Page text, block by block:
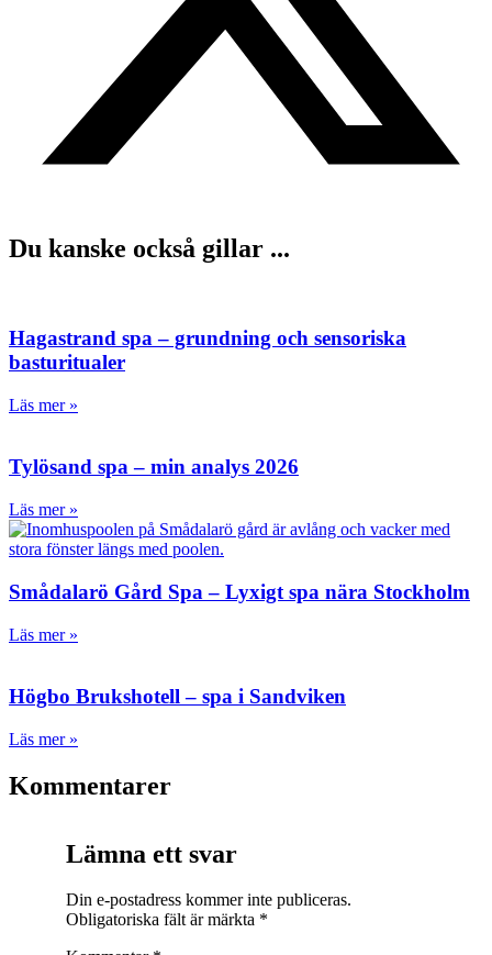
Du kanske också gillar ...
Hagastrand spa – grundning och sensoriska
basturitualer
Läs mer »
Tylösand spa – min analys 2026
Läs mer »
Smådalarö Gård Spa – Lyxigt spa nära Stockholm
Läs mer »
Högbo Brukshotell – spa i Sandviken
Läs mer »
Kommentarer
Lämna ett svar
Din e-postadress kommer inte publiceras.
Obligatoriska fält är märkta *